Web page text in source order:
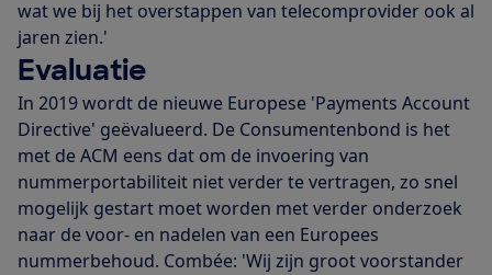
wat we bij het overstappen van telecomprovider ook al
jaren zien.'
Evaluatie
In 2019 wordt de nieuwe Europese 'Payments Account
Directive' geëvalueerd. De Consumentenbond is het
met de ACM eens dat om de invoering van
nummerportabiliteit niet verder te vertragen, zo snel
mogelijk gestart moet worden met verder onderzoek
naar de voor- en nadelen van een Europees
nummerbehoud. Combée: 'Wij zijn groot voorstander